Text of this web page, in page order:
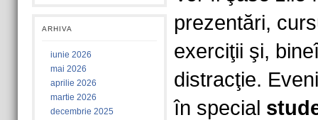
ARHIVA
iunie 2026
mai 2026
aprilie 2026
martie 2026
decembrie 2025
prezentări,
exerciţii şi,
distracţie.
în special